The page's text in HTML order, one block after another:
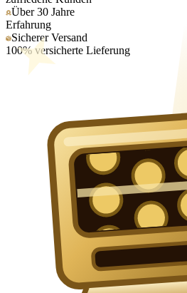
Über 30 Jahre
Erfahrung
Sicherer Versand
100% versicherte Lieferung